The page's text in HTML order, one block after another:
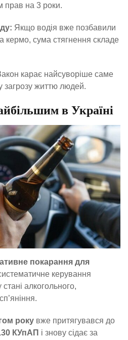
прав на 3 роки.
Якщо водія вже позбавили
кермо, сума стягнення складе
карає найсуворіше саме
загрозу життю людей.
в Україні
покарання для
керування
алкогольного,
року вже притягувався до
КУпАП і знову сідає за